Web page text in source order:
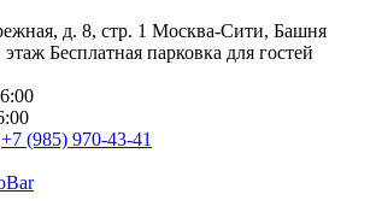
д. 8, стр. 1 Москва-Сити, Башня
этаж Бесплатная парковка для гостей
+7 (985) 970-43-41